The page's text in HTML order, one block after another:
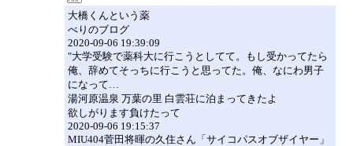
大橋くんという薬
べりのブログ
2020-09-06 19:39:09
"大学受験で薬科大に行こうとしてて。もし受かってたら
俺、辞めてそっちに行こうと思ってた。俺、なにわ男子
になって…
湯河原温泉 万葉の里 白雲荘に泊まってきたよ
欲しがります負けたって
2020-09-06 19:15:37
MIU404菅田将暉の久住さん「サイコパスオブザイヤー」